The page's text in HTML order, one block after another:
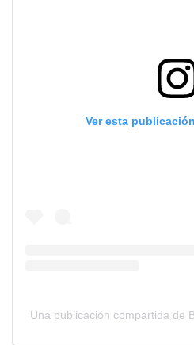
Ver esta
Una publicación compartida de